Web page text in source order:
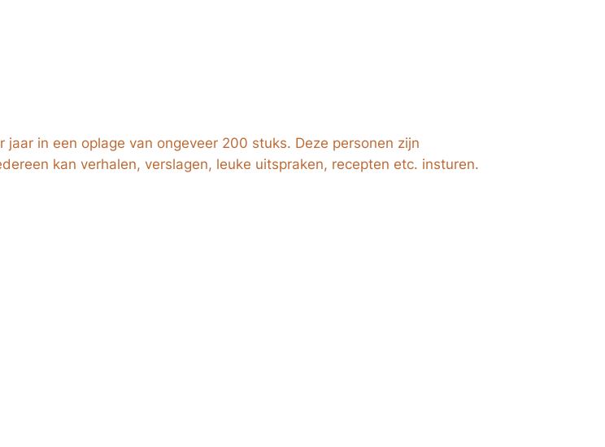
in een oplage van ongeveer 200 stuks. Deze personen zijn
kan verhalen, verslagen, leuke uitspraken, recepten etc. insturen.